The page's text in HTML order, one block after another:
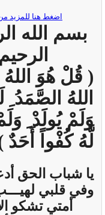
بسم الله
الرحيم
( قُلْ هُوَ اللهُ
اللهُ الصَّمَدُ
وَلَمْ يُولَدْ
لَّهُ كُفْواً أَحَدٌ
يا شباب الحق
وفي قلبي
أمتي تشكو